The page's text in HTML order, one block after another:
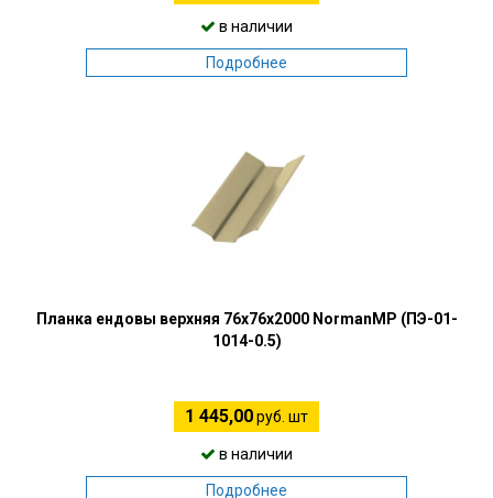
в наличии
Подробнее
Планка ендовы верхняя 76х76х2000 NormanMP (ПЭ-01-
1014-0.5)
1 445,00руб. шт
в наличии
Подробнее